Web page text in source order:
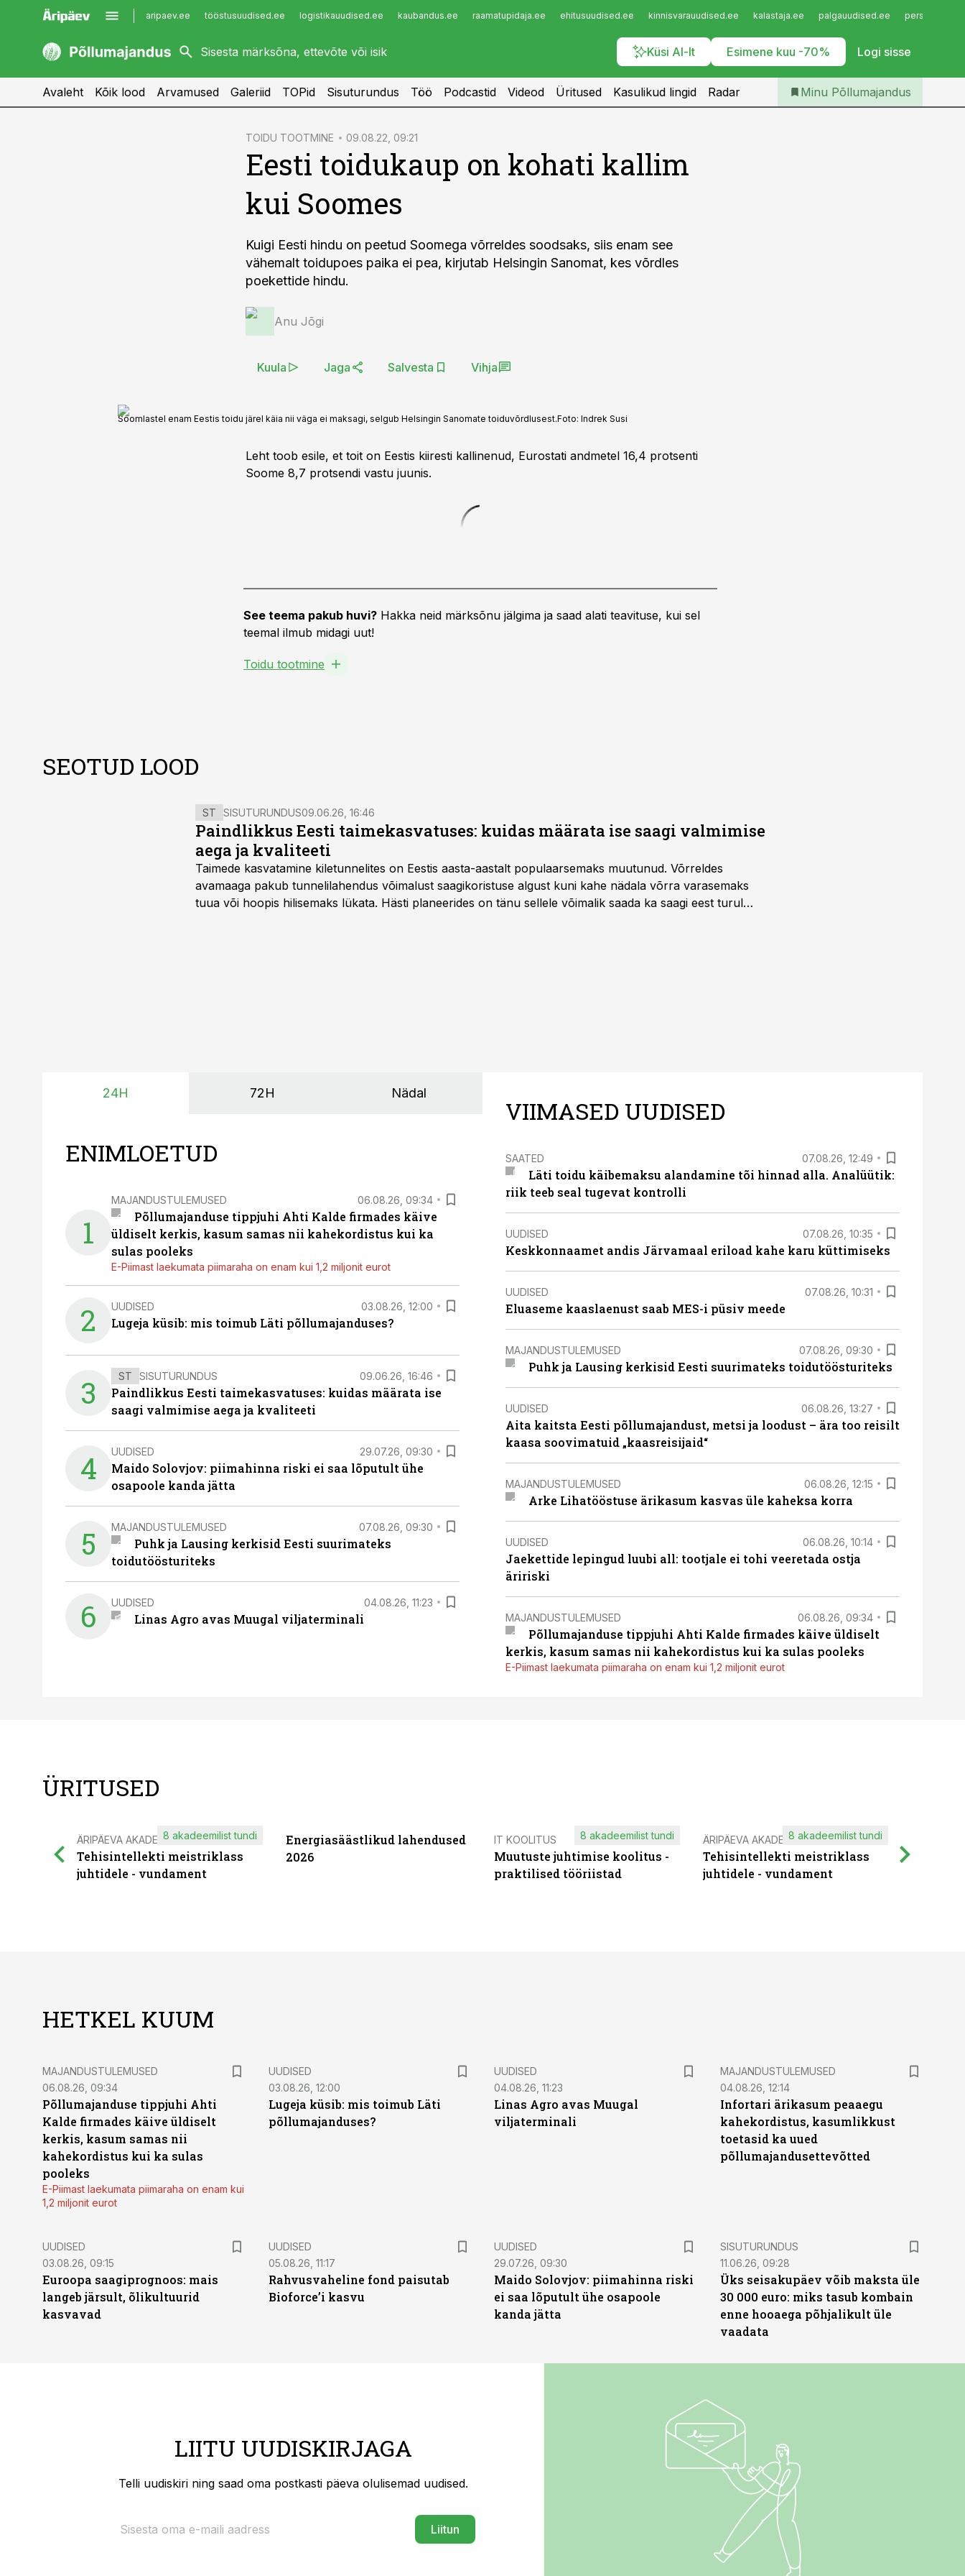
aripaev.ee tööstusuudised.ee logistikauudised.ee kaubandus.ee raamatupidaja.ee ehitusuudised.ee kinnisvarauudised.ee kalastaja.ee palgauudised.ee
Küsi AI-lt Esimene kuu -70% Logi sisse
kaubandus.ee
kinnisvarauudised.ee
imelineajalugu.ee
Infopank
Iseteenindus
Telli Põllumajandus
Avaleht Kõik lood Arvamused Galeriid TOPid Sisuturundus Töö Podcastid Videod Üritused Kasulikud lingid Radar Minu Põllumajandus
TOIDU TOOTMINE 09.08.22, 09:21
Eesti toidukaup on kohati kallim
kui Soomes
Kuigi Eesti hindu on peetud Soomega võrreldes soodsaks, siis enam see
vähemalt toidupoes paika ei pea, kirjutab Helsingin Sanomat, kes võrdles
poekettide hindu.
Anu Jõgi
Kuula Jaga Salvesta Vihja
Soomlastel enam Eestis toidu järel käia nii väga ei maksagi, selgub Helsingin Sanomate toiduvõrdlusest.Foto: Indrek Susi
Leht toob esile, et toit on Eestis kiiresti kallinenud, Eurostati andmetel 16,4 protsenti
Soome 8,7 protsendi vastu juunis.
See teema pakub huvi? Hakka neid märksõnu jälgima ja saad alati teavituse, kui sel
teemal ilmub midagi uut!
Toidu tootmine
SEOTUD LOOD
ST SISUTURUNDUS09.06.26, 16:46
Paindlikkus Eesti taimekasvatuses: kuidas määrata ise saagi valmimise
aega ja kvaliteeti
Taimede kasvatamine kiletunnelites on Eestis aasta-aastalt populaarsemaks muutunud. Võrreldes
avamaaga pakub tunnelilahendus võimalust saagikoristuse algust kuni kahe nädala võrra varasemaks
tuua või hoopis hilisemaks lükata. Hästi planeerides on tänu sellele võimalik saada ka saagi eest turul
24H 72H Nädal
ENIMLOETUD
1
MAJANDUSTULEMUSED 06.08.26, 09:34
Põllumajanduse tippjuhi Ahti Kalde firmades käive
üldiselt kerkis, kasum samas nii kahekordistus kui ka
sulas pooleks
E-Piimast laekumata piimaraha on enam kui 1,2 miljonit eurot
2 UUDISED 03.08.26, 12:00
Lugeja küsib: mis toimub Läti põllumajanduses?
3 ST SISUTURUNDUS 09.06.26, 16:46
Paindlikkus Eesti taimekasvatuses: kuidas määrata ise
saagi valmimise aega ja kvaliteeti
4 UUDISED 29.07.26, 09:30
Maido Solovjov: piimahinna riski ei saa lõputult ühe
osapoole kanda jätta
5 MAJANDUSTULEMUSED 07.08.26, 09:30
Puhk ja Lausing kerkisid Eesti suurimateks
toidutöösturiteks
6 UUDISED 04.08.26, 11:23
Linas Agro avas Muugal viljaterminali
VIIMASED UUDISED
SAATED 07.08.26, 12:49
Läti toidu käibemaksu alandamine tõi hinnad alla. Analüütik:
riik teeb seal tugevat kontrolli
UUDISED 07.08.26, 10:35
Keskkonnaamet andis Järvamaal eriload kahe karu küttimiseks
UUDISED 07.08.26, 10:31
Eluaseme kaaslaenust saab MES-i püsiv meede
MAJANDUSTULEMUSED 07.08.26, 09:30
Puhk ja Lausing kerkisid Eesti suurimateks toidutöösturiteks
UUDISED 06.08.26, 13:27
Aita kaitsta Eesti põllumajandust, metsi ja loodust – ära too reisilt
kaasa soovimatuid „kaasreisijaid“
MAJANDUSTULEMUSED 06.08.26, 12:15
Arke Lihatööstuse ärikasum kasvas üle kaheksa korra
UUDISED 06.08.26, 10:14
Jaekettide lepingud luubi all: tootjale ei tohi veeretada ostja
äririski
MAJANDUSTULEMUSED 06.08.26, 09:34
Põllumajanduse tippjuhi Ahti Kalde firmades käive üldiselt
kerkis, kasum samas nii kahekordistus kui ka sulas pooleks
E-Piimast laekumata piimaraha on enam kui 1,2 miljonit eurot
ÜRITUSED
ÄRIPÄEVA AKADEEMIA
Tehisintellekti meistriklass
juhtidele - vundament
8 akadeemilist tundi
Energiasäästlikud lahendused
2026
IT KOOLITUS
Muutuste juhtimise koolitus -
praktilised tööriistad
8 akadeemilist tundi ÄRIPÄEVA AKADEEMIA
Tehisintellekti meistriklass
juhtidele - vundament
8 akadeemilist tundi
HETKEL KUUM
MAJANDUSTULEMUSED
06.08.26, 09:34
Põllumajanduse tippjuhi Ahti
Kalde firmades käive üldiselt
kerkis, kasum samas nii
kahekordistus kui ka sulas
pooleks
E-Piimast laekumata piimaraha on enam kui
1,2 miljonit eurot
UUDISED
03.08.26, 12:00
Lugeja küsib: mis toimub Läti
põllumajanduses?
UUDISED
04.08.26, 11:23
Linas Agro avas Muugal
viljaterminali
MAJANDUSTULEMUSED
04.08.26, 12:14
Infortari ärikasum peaaegu
kahekordistus, kasumlikkust
toetasid ka uued
põllumajandusettevõtted
UUDISED
03.08.26, 09:15
Euroopa saagiprognoos: mais
langeb järsult, õlikultuurid
kasvavad
UUDISED
05.08.26, 11:17
Rahvusvaheline fond paisutab
Bioforce’i kasvu
UUDISED
29.07.26, 09:30
Maido Solovjov: piimahinna riski
ei saa lõputult ühe osapoole
kanda jätta
ST
SISUTURUNDUS
11.06.26, 09:28
Üks seisakupäev võib maksta üle
30 000 euro: miks tasub kombain
enne hooaega põhjalikult üle
vaadata
LIITU UUDISKIRJAGA
Telli uudiskiri ning saad oma postkasti päeva olulisemad uudised.
Liitun